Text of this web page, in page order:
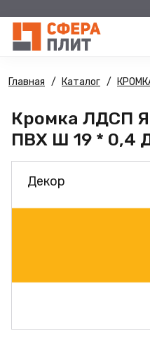
Главная Каталог
Кромка ЛДСП
ПВХ Ш 19 * 0,4
Декор